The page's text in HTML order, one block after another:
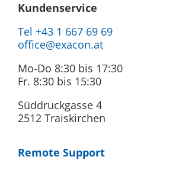
Kundenservice
Tel +43 1 667 69 69
office@exacon.at
Mo-Do 8:30 bis 17:30
Fr. 8:30 bis 15:30
Süddruckgasse 4
2512 Traiskirchen
Remote Support